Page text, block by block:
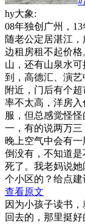
hy大象:
08年独创广州，
随老公定居湛江
边租房租不起价
山，还有山泉水
到，高德汇、演
附近，门后有个
率不太高，洋房
服，但总感觉怪
一，有的说两万
晚上空气中会有
倒没有，不知道
死了。我老妈说
个小区的？给点建
查看原文
因为小孩子读书
回去的，那里挺